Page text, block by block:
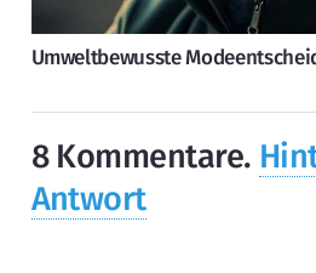
Umweltbewusste
8 Kommentare.
Antwort